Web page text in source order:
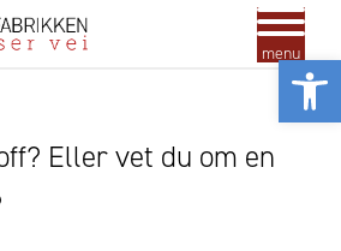
menu
Eller vet du om en